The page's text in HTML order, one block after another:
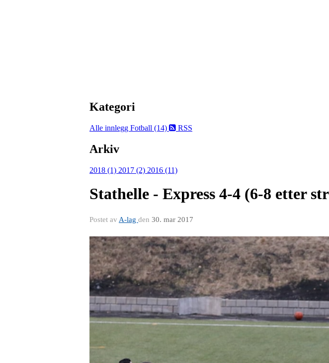
Kategori
Alle innlegg Fotball (14) RSS
Arkiv
2018 (1) 2017 (2) 2016 (11)
Stathelle - Express 4-4 (6-8 etter
Postet av A-lag den 30. mar 2017